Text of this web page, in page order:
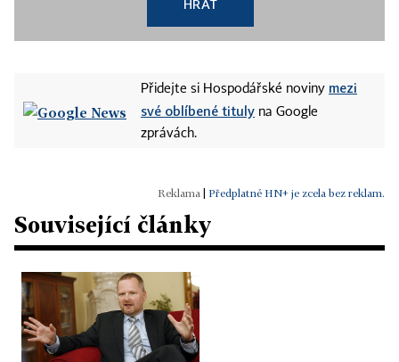
HRÁT
Přidejte si Hospodářské noviny mezi
své oblíbené tituly na Google
zprávách.
Předplatné HN+ je zcela bez reklam.
Související články